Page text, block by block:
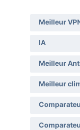
Meilleur
IA
Meilleur
Meilleur